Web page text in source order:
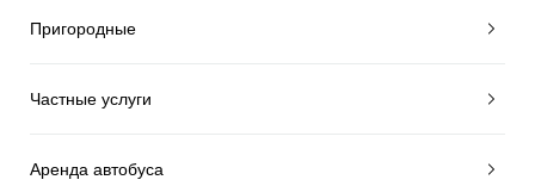
Пригородные
Частные услуги
Аренда автобуса